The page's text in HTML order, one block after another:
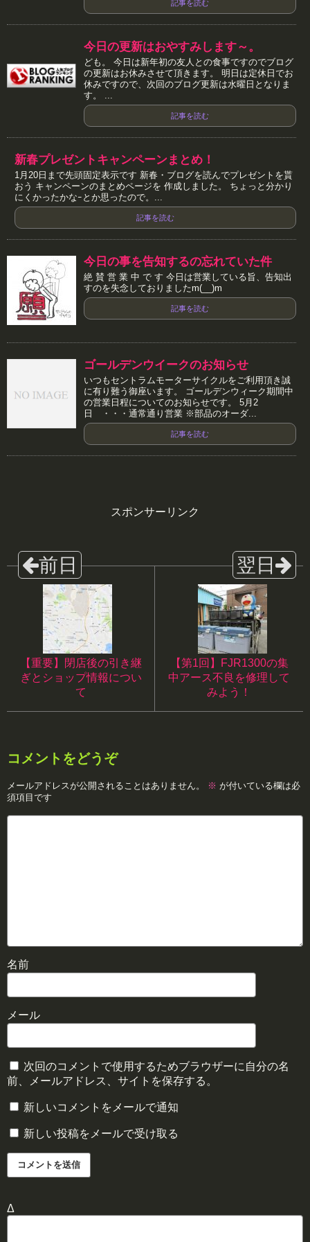
記事を読む
今日の更新はおやすみします～。
ども。 今日は新年初の友人との食事ですのでブログ
の更新はお休みさせて頂きます。 明日は定休日でお
休みですので、次回のブログ更新は水曜日となりま
す。 ...
記事を読む
新春プレゼントキャンペーンまとめ！
1月20日まで先頭固定表示です 新春・ブログを読んでプレゼントを貰
おう キャンペーンのまとめページを 作成しました。 ちょっと分かり
にくかったかなｰとか思ったので。...
記事を読む
今日の事を告知するの忘れていた件
絶 賛 営 業 中 で す 今日は営業している旨、告知出
すのを失念しておりましたm(__)m
記事を読む
ゴールデンウイークのお知らせ
いつもセントラムモーターサイクルをご利用頂き誠
に有り難う御座います。 ゴールデンウィーク期間中
の営業日程についてのお知らせです。 5月2
日 ・・・通常通り営業 ※部品のオーダ...
記事を読む
スポンサーリンク
【重要】閉店後の引き継
ぎとショップ情報につい
て
【第1回】FJR1300の集
中アース不良を修理して
みよう！
コメントをどうぞ
メールアドレスが公開されることはありません。 ※ が付いている欄は必
須項目です
名前
メール
次回のコメントで使用するためブラウザーに自分の名
前、メールアドレス、サイトを保存する。
新しいコメントをメールで通知
新しい投稿をメールで受け取る
Δ